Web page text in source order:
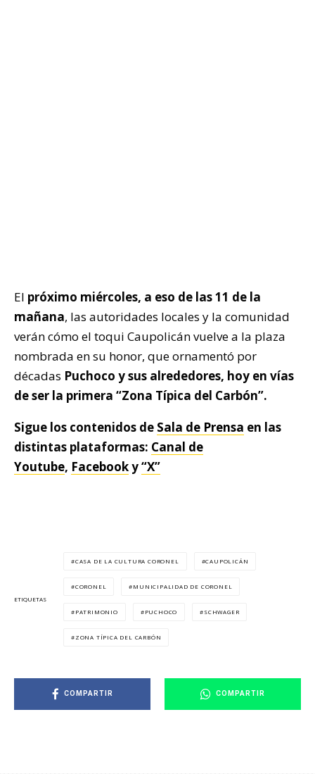
El próximo miércoles, a eso de las 11 de la
mañana, las autoridades locales y la comunidad
verán cómo el toqui Caupolicán vuelve a la plaza
nombrada en su honor, que ornamentó por
décadas Puchoco y sus alrededores, hoy en vías
de ser la primera “Zona Típica del Carbón”.
Sigue los contenidos de Sala de Prensa en las
distintas plataformas: Canal de
Youtube, Facebooky“X”
ETIQUETAS
CASA DE LA CULTURA CORONEL CAUPOLICÁN
CORONEL MUNICIPALIDAD DE CORONEL
PATRIMONIO PUCHOCO SCHWAGER
ZONA TÍPICA DEL CARBÓN
COMPARTIR COMPARTIR